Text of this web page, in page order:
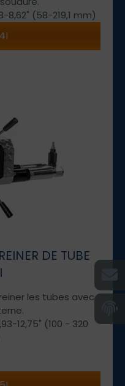
8,62" (58-219,1 mm)
DE TUBE
les tubes avec
12,75" (100 - 320